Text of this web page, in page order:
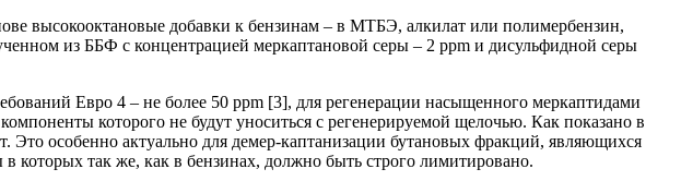
высокооктановые добавки к бензинам – в МТБЭ, алкилат или полимербензин,
из ББФ с концентрацией меркаптановой серы – 2 ррm и дисульфидной серы
Евро 4 – не более 50 ррm [3], для регенерации насыщенного меркаптидами
которого не будут уноситься с регенерируемой щелочью. Как показано в
Это особенно актуально для демер-каптанизации бутановых фракций, являющихся
которых так же, как в бензинах, должно быть строго лимитировано.